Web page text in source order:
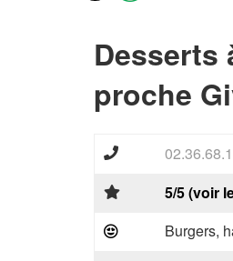
Desserts
proche
5/5 (voir
Burgers,